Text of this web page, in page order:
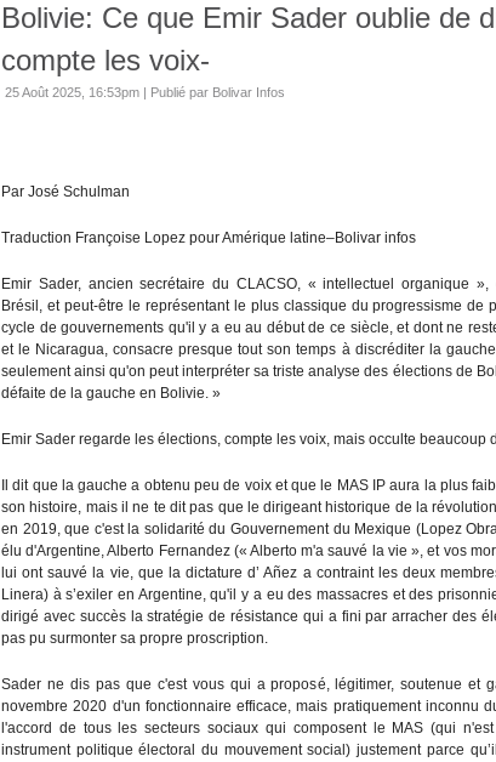
Bolivie: Ce que Emir Sader oublie de
compte les voix-
25 Août 2025, 16:53pm | Publié par Bolivar Infos
Par José Schulman
Traduction Françoise Lopez pour Amérique latine–Bolivar infos
Emir Sader, ancien secrétaire du CLACSO, « intellectuel organique
Brésil, et peut-être le représentant le plus classique du progressisme de
cycle de gouvernements qu'il y a eu au début de ce siècle, et dont ne
et le Nicaragua, consacre presque tout son temps à discréditer la
seulement ainsi qu'on peut interpréter sa triste analyse des élections de
défaite de la gauche en Bolivie. »
Emir Sader regarde les élections, compte les voix, mais occulte beaucoup
Il dit que la gauche a obtenu peu de voix et que le MAS IP aura la plus
son histoire, mais il ne te dit pas que le dirigeant historique de la
en 2019, que c'est la solidarité du Gouvernement du Mexique (Lopez
élu d'Argentine, Alberto Fernandez (« Alberto m'a sauvé la vie », et vos
lui ont sauvé la vie, que la dictature d’ Añez a contraint les deux
Linera) à s’exiler en Argentine, qu'il y a eu des massacres et des
dirigé avec succès la stratégie de résistance qui a fini par arracher des
pas pu surmonter sa propre proscription.
Sader ne dis pas que c'est vous qui a proposé, légitimer, soutenue et
novembre 2020 d'un fonctionnaire efficace, mais pratiquement inconnu
l'accord de tous les secteurs sociaux qui composent le MAS (qui
instrument politique électoral du mouvement social) justement parce